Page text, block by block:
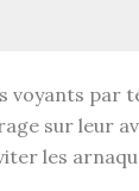
voyants par
sur leur
les